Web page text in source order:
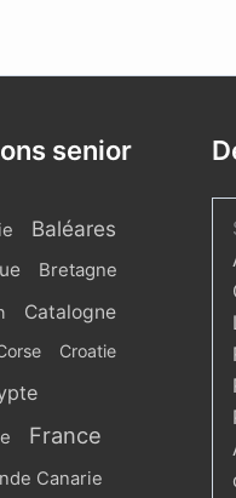
senior
Baléares
Bretagne
Catalogne
Croatie
France
Canarie